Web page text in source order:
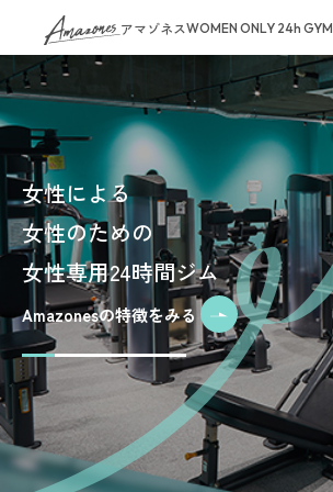
アマゾネスWOMEN ONLY 24h GYM
女性による
女性のための
女性専用24時間ジム
Amazonesの特徴をみる